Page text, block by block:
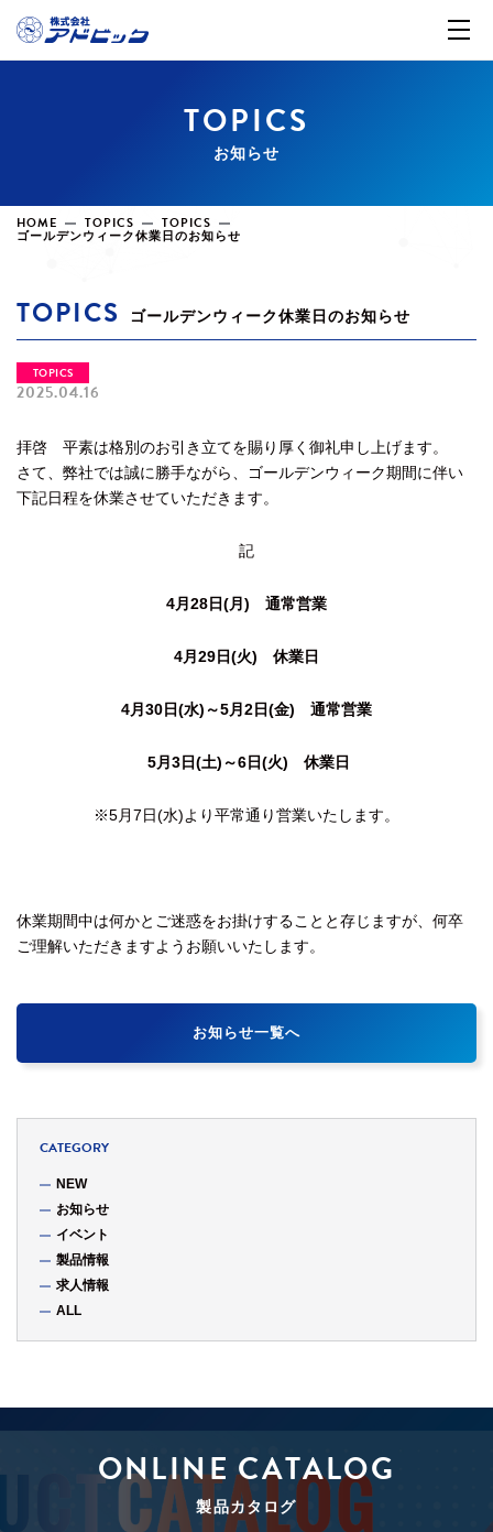
TOPICS
お知らせ
HOME TOPICS TOPICS
ゴールデンウィーク休業日のお知らせ
TOPICS ゴールデンウィーク休業日のお知らせ
TOPICS
2025.04.16
拝啓 平素は格別のお引き立てを賜り厚く御礼申し上げます。
さて、弊社では誠に勝手ながら、ゴールデンウィーク期間に伴い
下記日程を休業させていただきます。
記
4月28日(月) 通常営業
4月29日(火) 休業日
4月30日(水)～5月2日(金) 通常営業
5月3日(土)～6日(火) 休業日
※5月7日(水)より平常通り営業いたします。
休業期間中は何かとご迷惑をお掛けすることと存じますが、何卒
ご理解いただきますようお願いいたします。
お知らせ一覧へ
CATEGORY
NEW
お知らせ
イベント
製品情報
求人情報
ALL
ONLINE CATALOG
製品カタログ